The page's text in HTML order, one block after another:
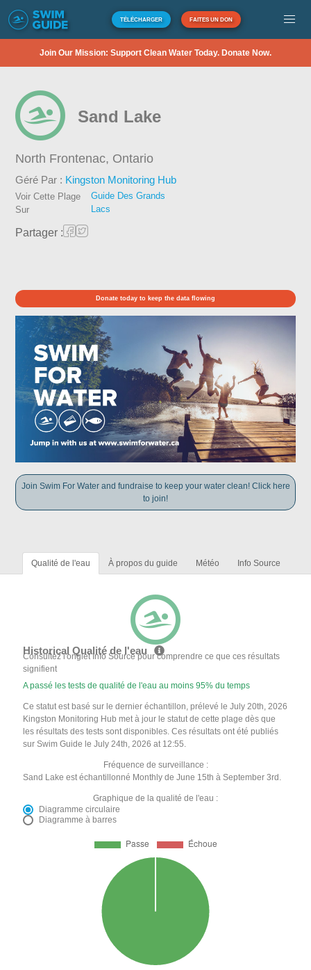
TÉLÉCHARGER FAITES UN DON
Join Our Mission: Support Clean Water Today. Donate Now.
Sand Lake
North Frontenac, Ontario
Géré Par : Kingston Monitoring Hub
Voir Cette Plage
Sur
Guide Des Grands
Lacs
Partager :
Donate today to keep the data flowing
Join Swim For Water and fundraise to keep your water clean! Click here
to join!
Qualité de l'eau À propos du guide Météo Info Source
Historical Qualité de l'eau
Consultez l'onglet Info Source pour comprendre ce que ces résultats
signifient
A passé les tests de qualité de l'eau au moins 95% du temps
Ce statut est basé sur le dernier échantillon, prélevé le July 20th, 2026
Kingston Monitoring Hub met à jour le statut de cette plage dès que
les résultats des tests sont disponibles. Ces résultats ont été publiés
sur Swim Guide le July 24th, 2026 at 12:55.
Fréquence de surveillance :
Sand Lake est échantillonné Monthly de June 15th à September 3rd.
Graphique de la qualité de l'eau :
Diagramme circulaire
Diagramme à barres